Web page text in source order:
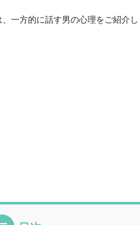
、一方的に話す男の心理をご紹介